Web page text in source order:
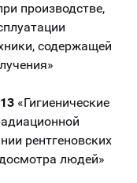
производстве,
содержащей
«Гигиенические
рентгеновских
людей»